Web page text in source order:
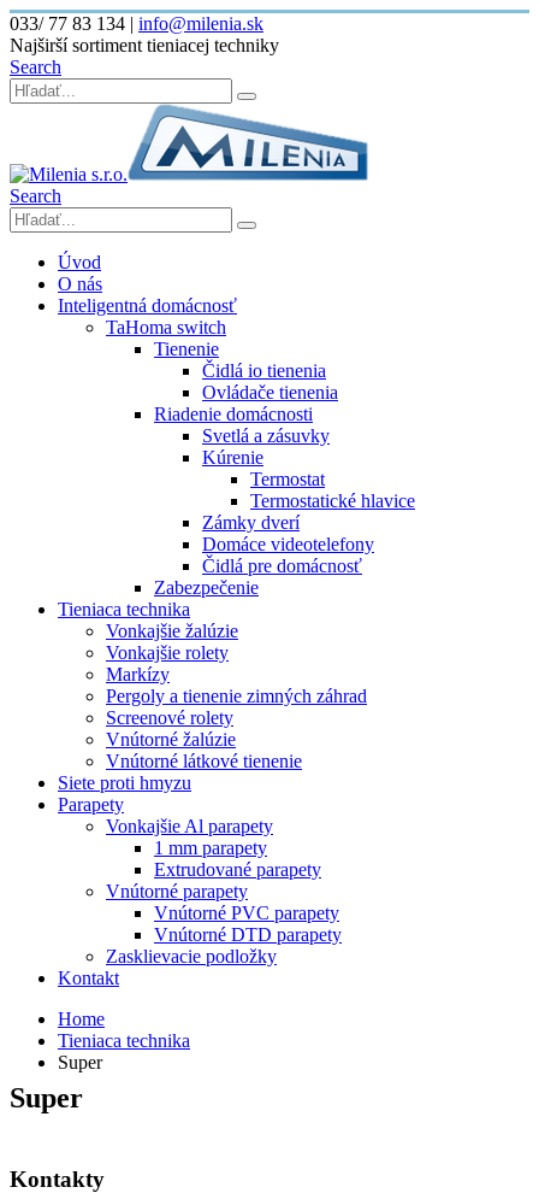
033/ 77 83 134 | info@milenia.sk
Najširší sortiment tieniacej techniky
Search
Search
Úvod
O nás
Inteligentná domácnosť
TaHoma switch
Tienenie
Čidlá io tienenia
Ovládače tienenia
Riadenie domácnosti
Svetlá a zásuvky
Kúrenie
Termostat
Termostatické hlavice
Zámky dverí
Domáce videotelefony
Čidlá pre domácnosť
Zabezpečenie
Tieniaca technika
Vonkajšie žalúzie
Vonkajšie rolety
Markízy
Pergoly a tienenie zimných záhrad
Screenové rolety
Vnútorné žalúzie
Vnútorné látkové tienenie
Siete proti hmyzu
Parapety
Vonkajšie Al parapety
1 mm parapety
Extrudované parapety
Vnútorné parapety
Vnútorné PVC parapety
Vnútorné DTD parapety
Zasklievacie podložky
Kontakt
Home
Tieniaca technika
Super
Super
Kontakty